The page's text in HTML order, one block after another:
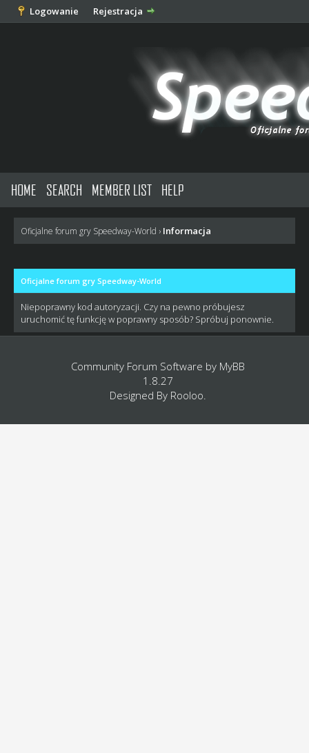
Logowanie Rejestracja
HOME SEARCH MEMBER LIST HELP
Oficjalne forum gry Speedway-World › Informacja
Oficjalne forum gry Speedway-World
Niepoprawny kod autoryzacji. Czy na pewno próbujesz
uruchomić tę funkcję w poprawny sposób? Spróbuj ponownie.
Community Forum Software by MyBB
1.8.27
Designed By Rooloo.